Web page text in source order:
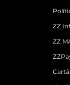
ZZ
ZZ